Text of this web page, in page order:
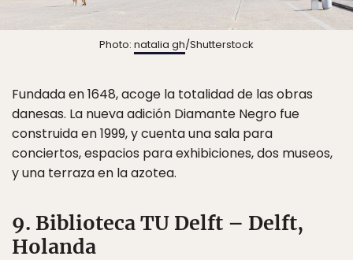
Photo: natalia gh/Shutterstock
Fundada en 1648, acoge la totalidad de las obras
danesas. La nueva adición Diamante Negro fue
construida en 1999, y cuenta una sala para
conciertos, espacios para exhibiciones, dos museos,
y una terraza en la azotea.
9. Biblioteca TU Delft – Delft,
Holanda